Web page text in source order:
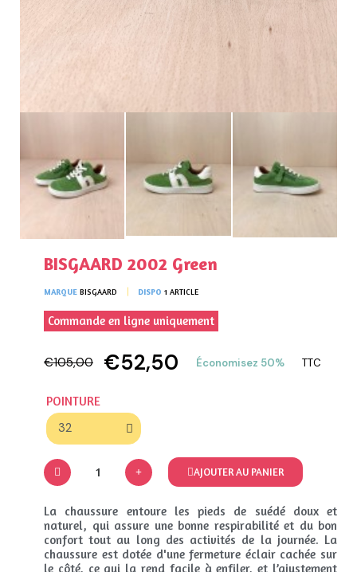
BISGAARD 2002 Green
MARQUE BISGAARD DISPO 1 ARTICLE
Commande en ligne uniquement
€105,00 €52,50 Économisez 50% TTC
POINTURE
AJOUTER AU PANIER
La chaussure entoure les pieds de suédé doux et
naturel, qui assure une bonne respirabilité et du bon
confort tout au long des activités de la journée. La
chaussure est dotée d'une fermeture éclair cachée sur
le côté, ce qui la rend facile à enfiler, et l’ajustement